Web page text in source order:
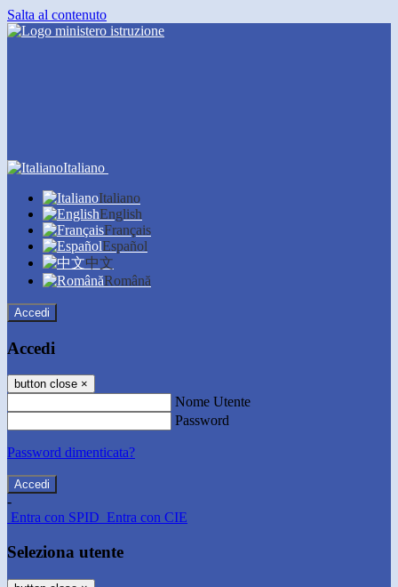
Salta al contenuto
Italiano
Italiano
English
Français
Español
中文
Română
Accedi
Accedi
button close ×
Nome Utente
Password
Password dimenticata?
-
Entra con SPID Entra con CIE
Seleziona utente